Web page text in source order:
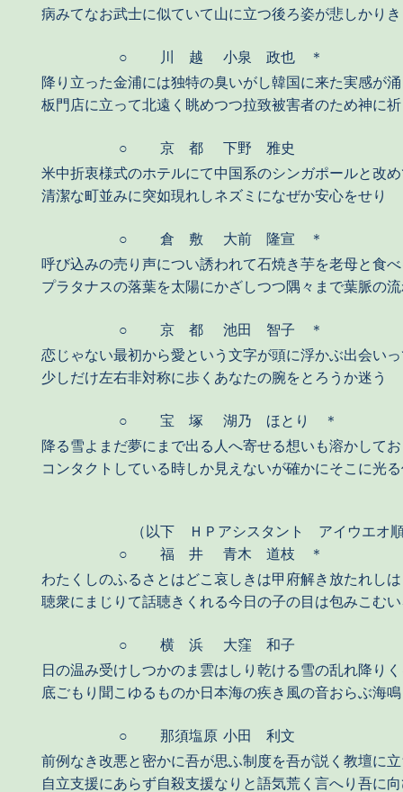
病みてなお武士に似ていて山に立つ後ろ姿が悲しかりき
○ 川 越
小泉 政也 ＊
降り立った金浦には独特の臭いがし韓国に来た実感が
板門店に立って北遠く眺めつつ拉致被害者のため神に
○ 京 都
下野 雅史
米中折衷様式のホテルにて中国系のシンガポールと改
清潔な町並みに突如現れしネズミになぜか安心をせり
○ 倉 敷
大前 隆宣 ＊
呼び込みの売り声につい誘われて石焼き芋を老母と食
プラタナスの落葉を太陽にかざしつつ隅々まで葉脈の
○ 京 都
池田 智子 ＊
恋じゃない最初から愛という文字が頭に浮かぶ出会い
少しだけ左右非対称に歩くあなたの腕をとろうか迷う
○ 宝 塚
湖乃 ほとり ＊
降る雪よまだ夢にまで出る人へ寄せる想いも溶かして
コンタクトしている時しか見えないが確かにそこに光
（以下 ＨＰアシスタント アイウエオ
○
福 井
青木 道枝 ＊
わたくしのふるさとはどこ哀しきは甲府解き放たれし
聴衆にまじりて話聴きくれる今日の子の目は包みこむ
○ 横 浜
大窪 和子
日の温み受けしつかのま雲はしり乾ける雪の乱れ降り
底ごもり聞こゆるものか日本海の疾き風の音おらぶ海
○ 那須塩原 小田 利文
前例なき改悪と密かに吾が思ふ制度を吾が説く教壇に
自立支援にあらず自殺支援なりと語気荒く言へり吾に